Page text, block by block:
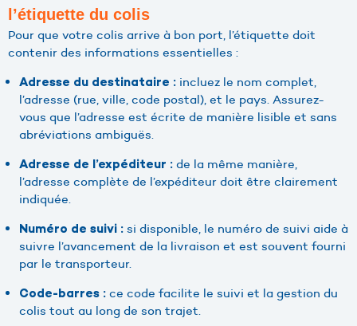
l’étiquette du colis
Pour que votre colis arrive à bon port, l’étiquette doit
contenir des informations essentielles :
Adresse du destinataire : incluez le nom complet,
l’adresse (rue, ville, code postal), et le pays. Assurez-
vous que l’adresse est écrite de manière lisible et sans
abréviations ambiguës.
Adresse de l’expéditeur : de la même manière,
l’adresse complète de l’expéditeur doit être clairement
indiquée.
Numéro de suivi : si disponible, le numéro de suivi aide à
suivre l’avancement de la livraison et est souvent fourni
par le transporteur.
Code-barres : ce code facilite le suivi et la gestion du
colis tout au long de son trajet.